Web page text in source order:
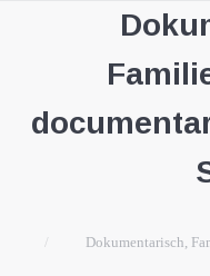
Dokumentarisch,